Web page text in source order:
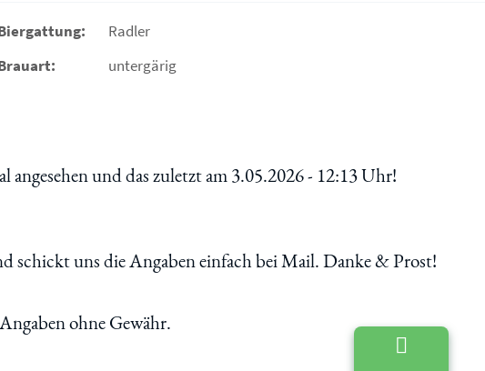
Radler
untergärig
und das zuletzt am 3.05.2026 - 12:13 Uhr!
schickt uns die Angaben einfach bei Mail. Danke & Prost!
ohne Gewähr.